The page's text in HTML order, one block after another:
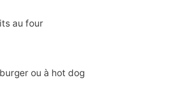
au four
ou à hot dog